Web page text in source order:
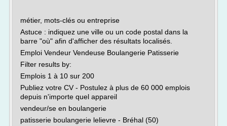
métier, mots-clés ou entreprise
Astuce : indiquez une ville ou un code postal dans la
barre "où" afin d'afficher des résultats localisés.
Emploi Vendeur Vendeuse Boulangerie Patisserie
Filter results by:
Emplois 1 à 10 sur 200
Publiez votre CV - Postulez à plus de 60 000 emplois
depuis n'importe quel appareil
vendeur/se en boulangerie
patisserie boulangerie lelievre - Bréhal (50)